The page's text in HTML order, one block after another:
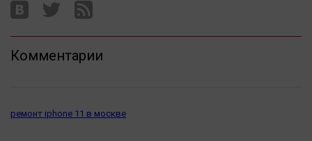
Комментарии
ремонт iphone 11 в москве